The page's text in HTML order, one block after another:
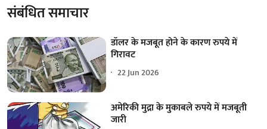
संबंधित समाचार
डॉलर के मजबूत होने के कारण रुपये में
गिरावट
22 Jun 2026
अमेरिकी मुद्रा के मुकाबले रुपये में मजबूती
जारी